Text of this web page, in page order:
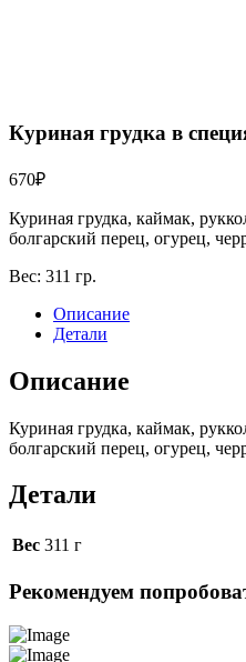
Куриная грудка в
670₽
Куриная грудка, каймак,
болгарский перец, огурец,
Вес: 311 гр.
Описание
Детали
Описание
Куриная грудка, каймак,
болгарский перец, огурец,
Детали
Вес 311 г
Рекомендуем